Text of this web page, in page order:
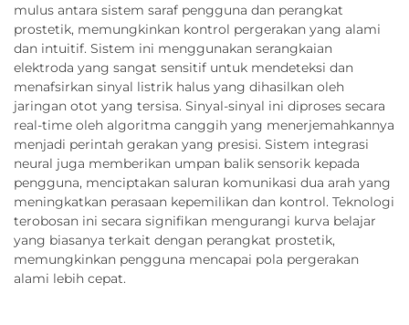
mulus antara sistem saraf pengguna dan perangkat
prostetik, memungkinkan kontrol pergerakan yang alami
dan intuitif. Sistem ini menggunakan serangkaian
elektroda yang sangat sensitif untuk mendeteksi dan
menafsirkan sinyal listrik halus yang dihasilkan oleh
jaringan otot yang tersisa. Sinyal-sinyal ini diproses secara
real-time oleh algoritma canggih yang menerjemahkannya
menjadi perintah gerakan yang presisi. Sistem integrasi
neural juga memberikan umpan balik sensorik kepada
pengguna, menciptakan saluran komunikasi dua arah yang
meningkatkan perasaan kepemilikan dan kontrol. Teknologi
terobosan ini secara signifikan mengurangi kurva belajar
yang biasanya terkait dengan perangkat prostetik,
memungkinkan pengguna mencapai pola pergerakan
alami lebih cepat.